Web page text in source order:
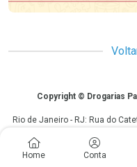
Home Conta
CopyrightCopyright © Drogarias
Rio de Janeiro - RJ: Rua do
Giovanelli - CRF 28127 | 24
25351.493074/2012-10
contidas neste site,